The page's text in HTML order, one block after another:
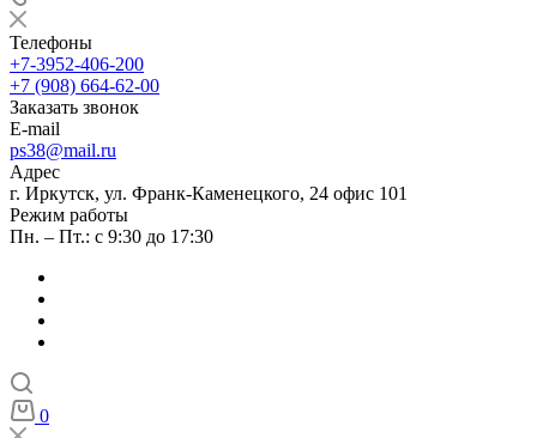
Телефоны
+7-3952-406-200
+7 (908) 664-62-00
Заказать звонок
E-mail
ps38@mail.ru
Адрес
г. Иркутск, ул. Франк-Каменецкого, 24 офис 101
Режим работы
Пн. – Пт.: с 9:30 до 17:30
0